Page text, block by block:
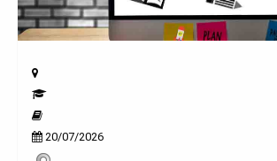
20/07/2026